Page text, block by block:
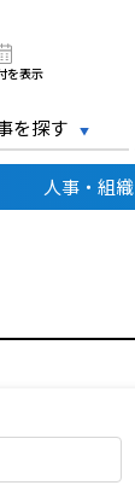
を表示
を探す
人事・組織